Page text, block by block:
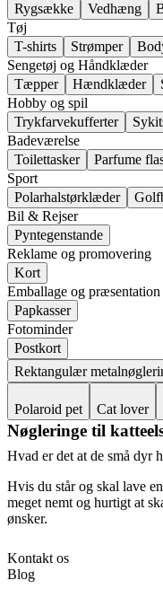
Rygsække
Vedhæng
Tøj
T-shirts
Strømper
Sengetøj og Håndklæder
Tæpper
Hændklæder
Hobby og spil
Trykfarvekufferter
Badeværelse
Toilettasker
Parfume
Sport
Polarhalstørklæder
Bil & Rejser
Pyntegenstande
Reklame og promovering
Kort
Emballage og præsentation
Papkasser
Fotominder
Postkort
Rektangulær
Polaroid pet Cat lover
Nøgleringe til
Hvad er det at de små dyr
Hvis du står og skal lave en
meget nemt og hurtigt at
ønsker.
Kontakt os
Blog